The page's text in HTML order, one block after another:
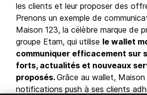
les clients et leur proposer des
Prenons un exemple de
Maison 123, la célèbre marque de
groupe Etam, qui utilise le wallet
communiquer efficacement sur
forts, actualités et nouveaux
proposés.Grâce au wallet,
notifications push à ses clients